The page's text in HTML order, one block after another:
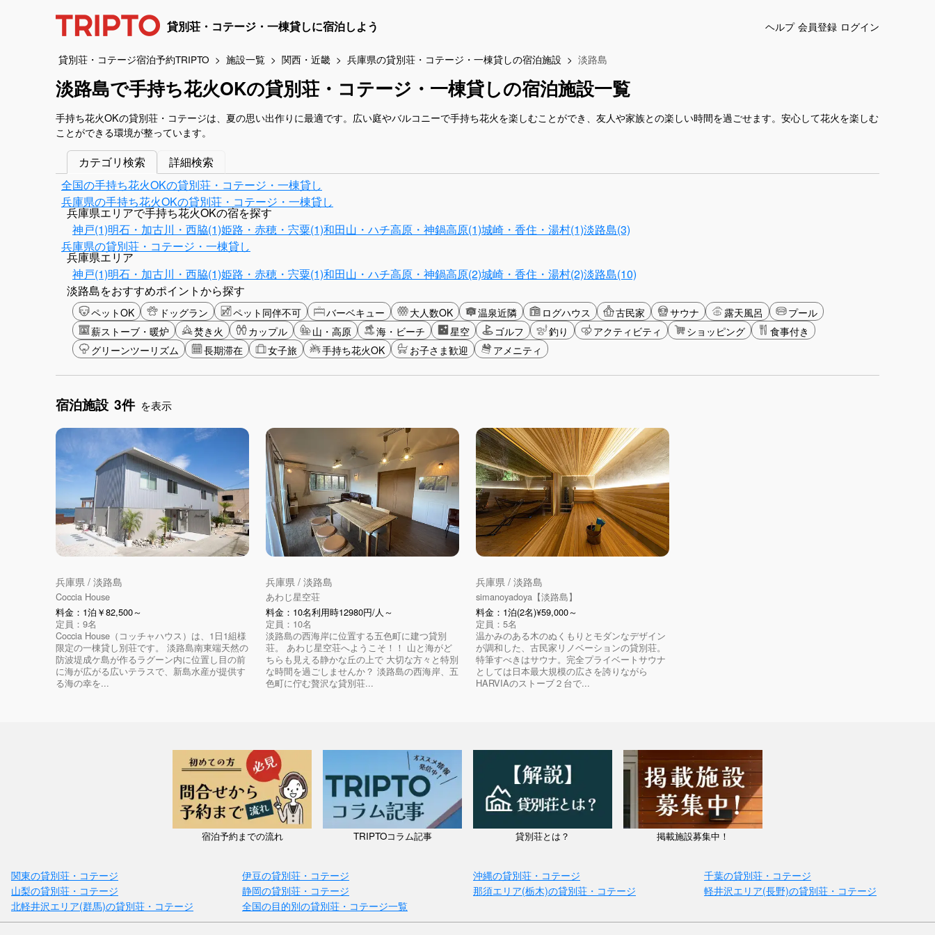
貸別荘・コテージ・一棟貸しに宿泊しよう ヘルプ 会員登録 ログイン
貸別荘・コテージ宿泊予約TRIPTO 施設一覧 関西・近畿 兵庫県の貸別荘・コテージ・一棟貸しの宿泊施設 淡路島
淡路島で手持ち花火OKの貸別荘・コテージ・一棟貸しの宿泊施設一覧
手持ち花火OKの貸別荘・コテージは、夏の思い出作りに最適です。広い庭やバルコニーで手持ち花火を楽しむことができ、友人や家族との楽しい時間を過ごせます。安心して花火を楽しむ
ことができる環境が整っています。
カテゴリ検索
詳細検索
全国の手持ち花火OKの貸別荘・コテージ・一棟貸し
兵庫県の手持ち花火OKの貸別荘・コテージ・一棟貸し
兵庫県エリアで手持ち花火OKの宿を探す
神戸(1)明石・加古川・西脇(1)姫路・赤穂・宍粟(1)和田山・ハチ高原・神鍋高原(1)城崎・香住・湯村(1)淡路島(3)
兵庫県の貸別荘・コテージ・一棟貸し
兵庫県エリア
神戸(1)明石・加古川・西脇(1)姫路・赤穂・宍粟(1)和田山・ハチ高原・神鍋高原(2)城崎・香住・湯村(2)淡路島(10)
淡路島をおすすめポイントから探す
ペットOK ドッグラン ペット同伴不可 バーベキュー 大人数OK 温泉近隣 ログハウス 古民家 サウナ 露天風呂
プール
薪ストーブ・暖炉
焚き火 カップル 山・高原 海・ビーチ 星空 ゴルフ 釣り アクティビティ ショッピング
食事付き
グリーンツーリズム
長期滞在 女子旅 手持ち花火OK お子さま歓迎 アメニティ
宿泊施設 3件 を表示
兵庫県 / 淡路島
Coccia House
料金：1泊￥82,500～
定員：9名
Coccia House（コッチャハウス）は、1日1組様
限定の一棟貸し別荘です。 淡路島南東端天然の
防波堤成ケ島が作るラグーン内に位置し目の前
に海が広がる広いテラスで、新島水産が提供す
る海の幸を...
兵庫県 / 淡路島
あわじ星空荘
料金：10名利用時12980円/人～
定員：10名
淡路島の西海岸に位置する五色町に建つ貸別
荘。 あわじ星空荘へようこそ！！ 山と海がど
ちらも見える静かな丘の上で 大切な方々と特別
な時間を過ごしませんか？ 淡路島の西海岸、五
色町に佇む贅沢な貸別荘...
兵庫県 / 淡路島
simanoyadoya【淡路島】
料金：1泊(2名)¥59,000～
定員：5名
温かみのある木のぬくもりとモダンなデザイン
が調和した、古民家リノベーションの貸別荘。
特筆すべきはサウナ。完全プライベートサウナ
としては日本最大規模の広さを誇りながら
HARVIAのストーブ２台で...
宿泊予約までの流れ TRIPTOコラム記事 貸別荘とは？ 掲載施設募集中！
関東の貸別荘・コテージ 伊豆の貸別荘・コテージ 沖縄の貸別荘・コテージ
千葉の貸別荘・コテージ
山梨の貸別荘・コテージ
静岡の貸別荘・コテージ 那須エリア(栃木)の貸別荘・コテージ
軽井沢エリア(長野)の貸別荘・コテージ
北軽井沢エリア(群馬)の貸別荘・コテージ
全国の目的別の貸別荘・コテージ一覧